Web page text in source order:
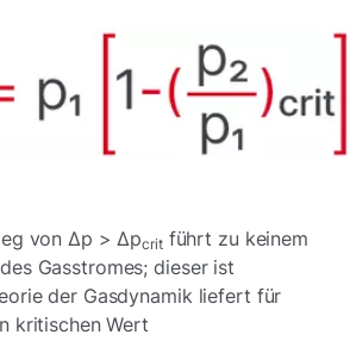
von Δp > Δpcritführt zu keinem
Gasstromes; dieser ist
der Gasdynamik liefert für
kritischen Wert